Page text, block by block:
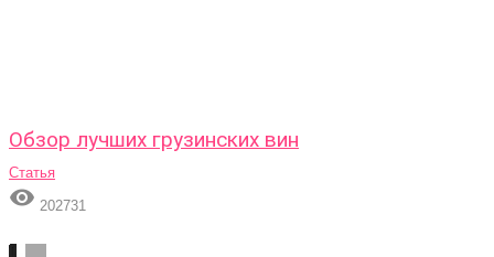
Обзор лучших грузинских вин
Статья
 202731